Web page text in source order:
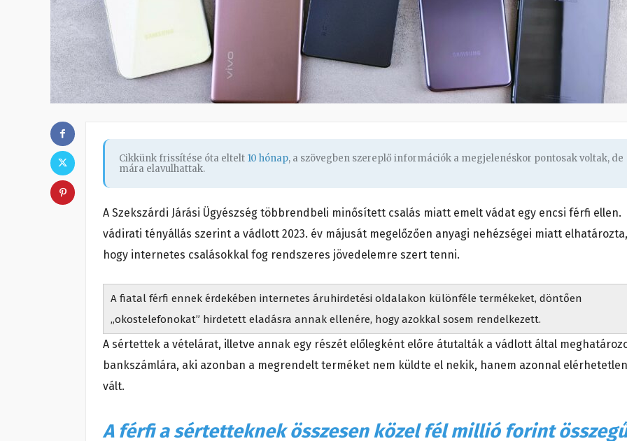
Cikkünk frissítése óta eltelt 10 hónap, a szövegben szereplő információk a megjelenéskor pontosak voltak, de
mára elavulhattak.
A Szekszárdi Járási Ügyészség többrendbeli minősített csalás miatt emelt vádat egy encsi férfi ellen.
vádirati tényállás szerint a vádlott 2023. év májusát megelőzően anyagi nehézségei miatt elhatározta,
hogy internetes csalásokkal fog rendszeres jövedelemre szert tenni.
A fiatal férfi ennek érdekében internetes áruhirdetési oldalakon különféle termékeket, döntően
„okostelefonokat” hirdetett eladásra annak ellenére, hogy azokkal sosem rendelkezett.
A sértettek a vételárat, illetve annak egy részét előlegként előre átutalták a vádlott által
bankszámlára, aki azonban a megrendelt terméket nem küldte el nekik, hanem azonnal
vált.
A férfi a sértetteknek összesen közel fél millió forint összegű